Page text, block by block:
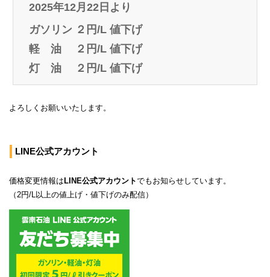
2025年12月22日より
ガソリン ２円/L 値下げ
軽 油 ２円/L 値下げ
灯 油 ２円/L 値下げ
よろしくお願いいたします。
LINE公式アカウント
価格変更情報はLINE公式アカウントでもお知らせしています。
（2円/L以上の値上げ・値下げのみ配信）